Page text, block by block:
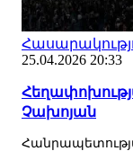
25.04.2026 20:33
Չախոյան